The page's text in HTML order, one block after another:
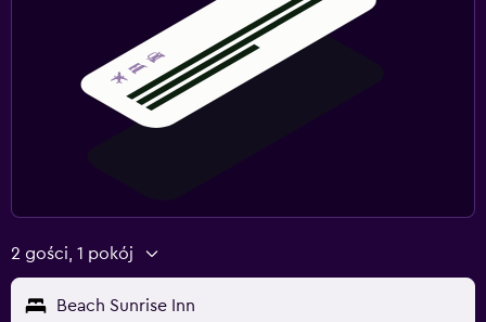
2 gości, 1 pokój
Beach Sunrise Inn